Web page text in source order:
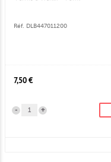
Réf. DLB447011200
7,50 €
+
-